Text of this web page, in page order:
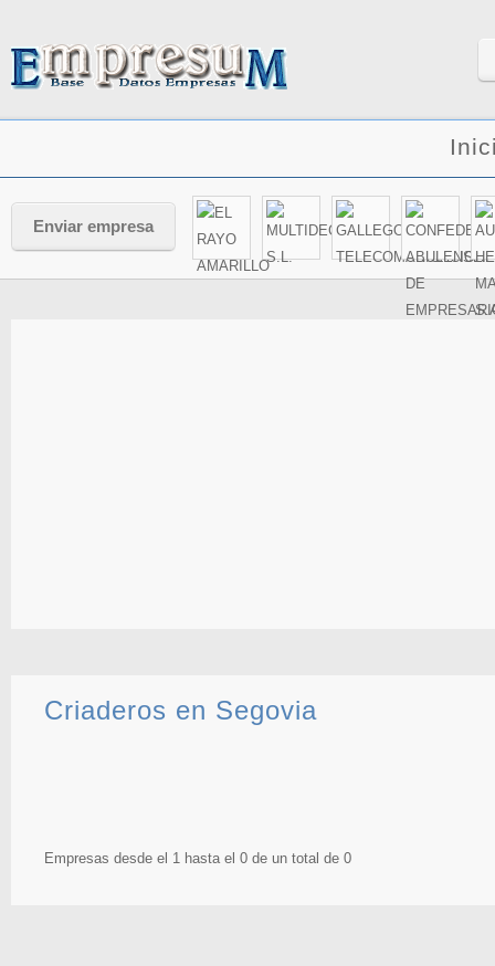
Enviar empresa
Criaderos en Segovia
Empresas desde el 1 hasta el 0 de un total de 0